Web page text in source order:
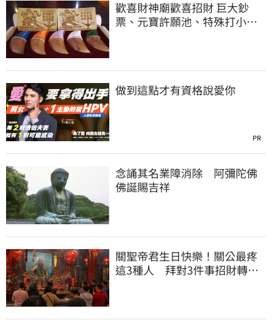
歡喜財神廟歡喜招財 巨大鈔
票、元寶許願池、特殊打小人
做到這點才有資格說愛你
PR
念誦其名業障消除 阿彌陀佛
佛誕賜吉祥
關聖帝君生日快樂！關公最疼
這3種人 拜對3件事招財轉運